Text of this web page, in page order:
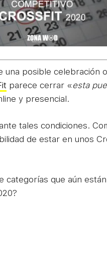
una posible celebración
parece cerrar «esta
y presencial.
tales condiciones.
de estar en unos
que aún